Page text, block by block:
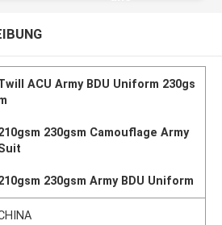
ACU Army BDU Uniform 230gs
230gsm Camouflage Army
230gsm Army BDU Uniform